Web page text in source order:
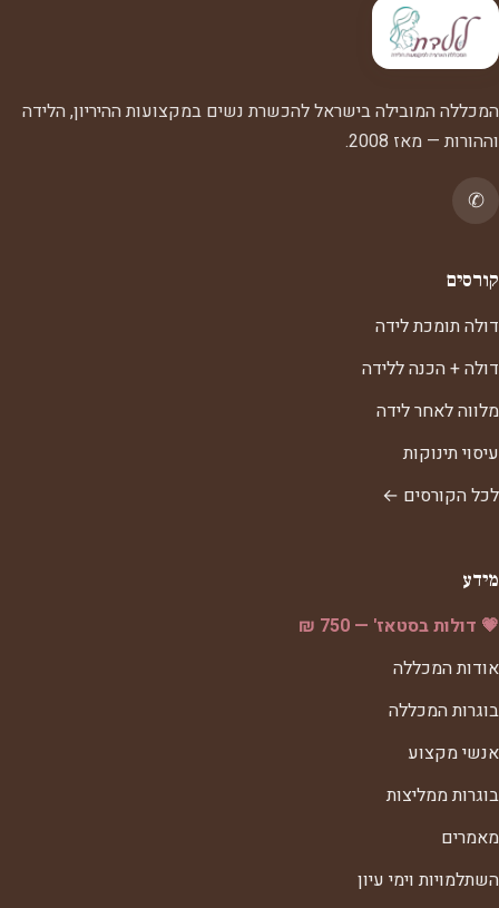
המכללה המובילה בישראל להכשרת נשים במקצועות ההיריון, הלידה
וההורות — מאז 2008.
✆
קורסים
דולה תומכת לידה
דולה + הכנה ללידה
מלווה לאחר לידה
עיסוי תינוקות
לכל הקורסים ←
מידע
💗 דולות בסטאז' — 750 ₪
אודות המכללה
בוגרות המכללה
אנשי מקצוע
בוגרות ממליצות
מאמרים
השתלמויות וימי עיון